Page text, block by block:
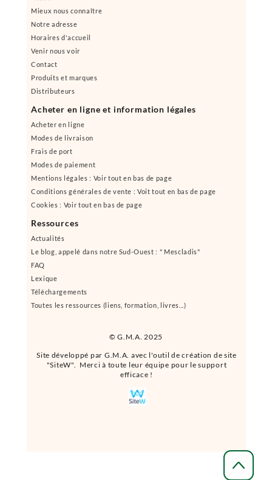
© G.M.A. 2025
Site développé par G.M.A. avec l'outil de création de site
"SiteW". Merci à toute leur équipe pour le support
efficace !
Mieux nous connaître
Notre adresse
Horaires d'accueil
Venir nous voir
Contact
Produits et marques
Distributeurs
Acheter en ligne et information légales
Acheter en ligne
Modes de livraison
Frais de port
Modes de paiement
Mentions légales : Voir tout en bas de page
Conditions générales de vente : Voit tout en bas de page
Cookies : Voir tout en bas de page
Ressources
Actualités
Le blog, appelé dans notre Sud-Ouest : " Mescladis"
FAQ
Lexique
Téléchargements
Toutes les ressources (liens, formation, livres...)